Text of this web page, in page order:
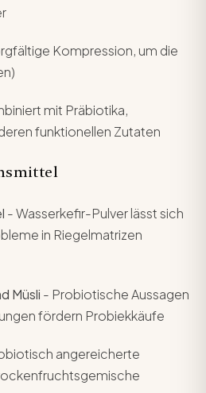
Kompression, um die
mit Präbiotika,
funktionellen Zutaten
- Wasserkefir-Pulver lässt sich
in Riegelmatrizen
Müsli - Probiotische Aussagen
fördern Probiekkäufe
angereicherte